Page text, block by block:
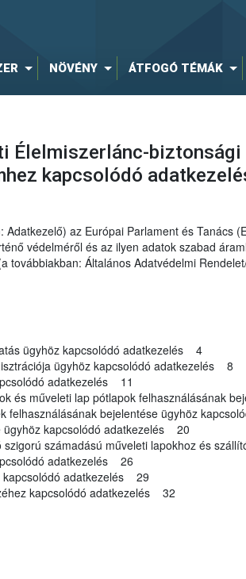
NÖVÉNY ÁTFOGÓ TÉMÁK
Élelmiszerlánc-
kapcsolódó
az Európai Parlament és Tanács
védelméről és az ilyen adatok szabad
Általános Adatvédelmi
ügyhöz kapcsolódó adatkezelés 4
ügyhöz kapcsolódó adatkezelés 8
adatkezelés 11
és műveleti lap pótlapok felhasználásának
bejelentése ügyhöz
kapcsolódó adatkezelés 20
számadású műveleti lapokhoz és
adatkezelés 26
kapcsolódó adatkezelés 29
kapcsolódó adatkezelés 32